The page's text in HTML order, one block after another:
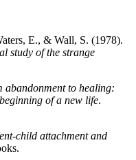
E., & Wall, S. (1978).
study of the strange
abandonment to healing:
of a new life.
child attachment and